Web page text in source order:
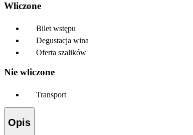
Wliczone
Bilet wstępu
Degustacja wina
Oferta szalików
Nie wliczone
Transport
Opis